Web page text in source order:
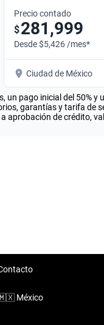
Precio contado
$281,999
Desde $5,426 /mes*
Ciudad de México
pago inicial del 50% y
garantías y tarifa de
aprobación de crédito,
México